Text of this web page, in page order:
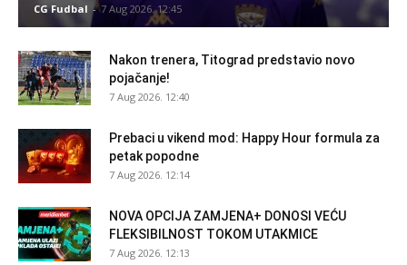
CG Fudbal - 7 Aug 2026. 12:45
Nakon trenera, Titograd predstavio novo
pojačanje!
7 Aug 2026. 12:40
Prebaci u vikend mod: Happy Hour formula za
petak popodne
7 Aug 2026. 12:14
NOVA OPCIJA ZAMJENA+ DONOSI VEĆU
FLEKSIBILNOST TOKOM UTAKMICE
7 Aug 2026. 12:13